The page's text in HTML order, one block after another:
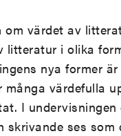
värdet av
i olika
nya former
värdefulla
I undervisningen
ses